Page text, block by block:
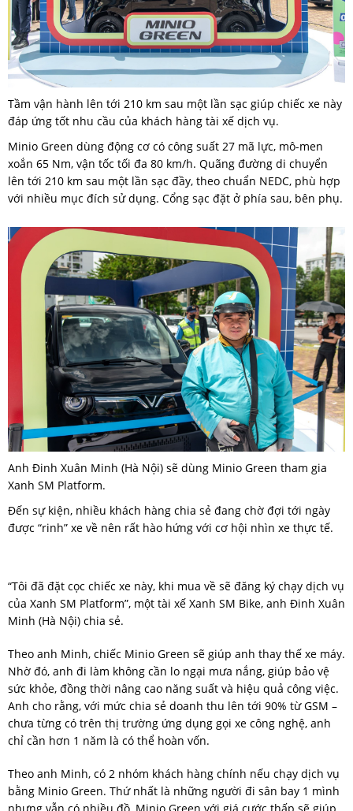
Tầm vận hành lên tới 210 km sau một lần sạc giúp chiếc xe này
đáp ứng tốt nhu cầu của khách hàng tài xế dịch vụ.
Minio Green dùng động cơ có công suất 27 mã lực, mô-men
xoắn 65 Nm, vận tốc tối đa 80 km/h. Quãng đường di chuyển
lên tới 210 km sau một lần sạc đầy, theo chuẩn NEDC, phù hợp
với nhiều mục đích sử dụng. Cổng sạc đặt ở phía sau, bên phụ.
Anh Đinh Xuân Minh (Hà Nội) sẽ dùng Minio Green tham gia
Xanh SM Platform.
Đến sự kiện, nhiều khách hàng chia sẻ đang chờ đợi tới ngày
được “rinh” xe về nên rất hào hứng với cơ hội nhìn xe thực tế.
“Tôi đã đặt cọc chiếc xe này, khi mua về sẽ đăng ký chạy dịch vụ
của Xanh SM Platform”, một tài xế Xanh SM Bike, anh Đinh Xuân
Minh (Hà Nội) chia sẻ.
Theo anh Minh, chiếc Minio Green sẽ giúp anh thay thế xe máy.
Nhờ đó, anh đi làm không cần lo ngại mưa nắng, giúp bảo vệ
sức khỏe, đồng thời nâng cao năng suất và hiệu quả công việc.
Anh cho rằng, với mức chia sẻ doanh thu lên tới 90% từ GSM –
chưa từng có trên thị trường ứng dụng gọi xe công nghệ, anh
chỉ cần hơn 1 năm là có thể hoàn vốn.
Theo anh Minh, có 2 nhóm khách hàng chính nếu chạy dịch vụ
bằng Minio Green. Thứ nhất là những người đi sân bay 1 mình